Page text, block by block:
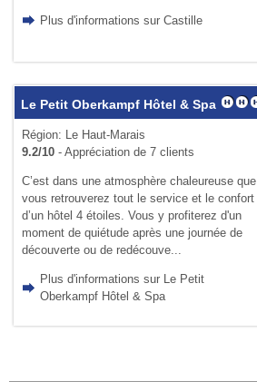
Plus d'informations sur Castille
Le Petit Oberkampf Hôtel & Spa
Région: Le Haut-Marais
9.2/10- Appréciation de 7 clients
C’est dans une atmosphère chaleureuse que
vous retrouverez tout le service et le confort
d’un hôtel 4 étoiles. Vous y profiterez d'un
moment de quiétude après une journée de
découverte ou de redécouve...
Plus d'informations sur Le Petit
Oberkampf Hôtel & Spa